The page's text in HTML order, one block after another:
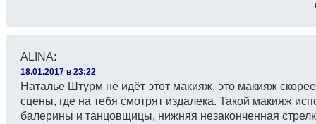
ALINA:
18.01.2017 в 23:22
Наталье Штурм не идёт этот макияж, это макияж
сцены, где на тебя смотрят издалека. Такой макияж
балерины и танцовщицы, нижняя незаконченная